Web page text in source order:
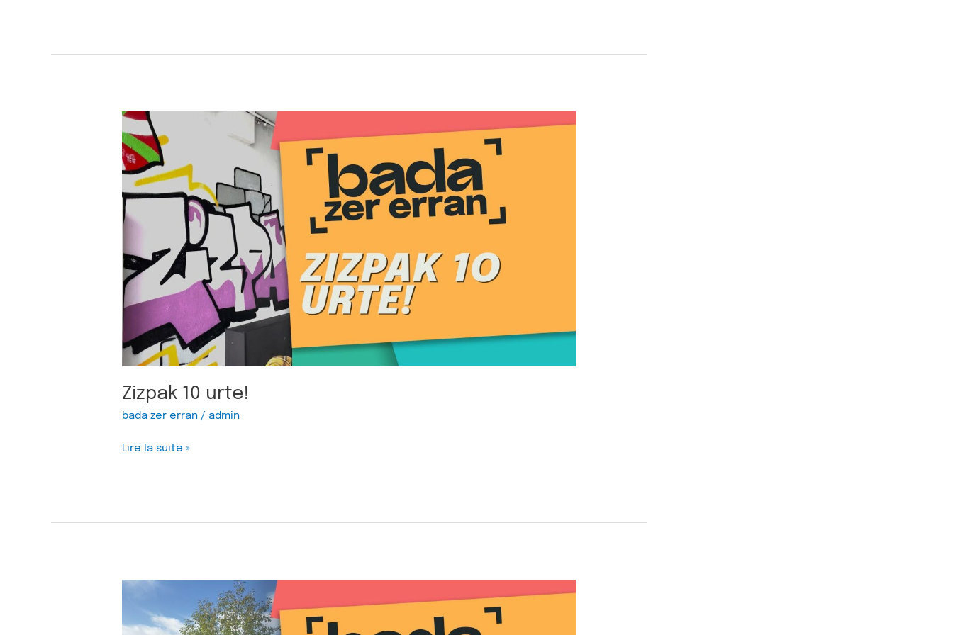
Zizpak 10 urte!
bada zer erran / admin
Zizpak
10
urte!
Lire la suite »
La
et